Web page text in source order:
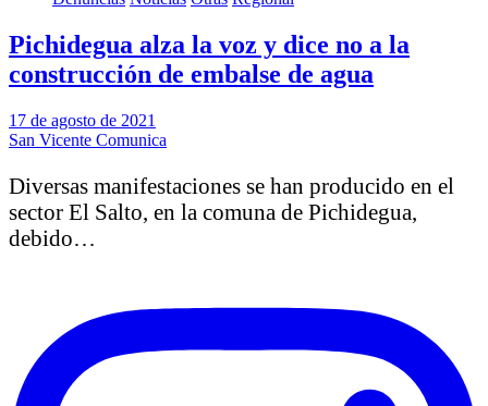
Pichidegua alza la voz y dice no a la
construcción de embalse de agua
17 de agosto de 2021
San Vicente Comunica
Diversas manifestaciones se han producido en el
sector El Salto, en la comuna de Pichidegua,
debido…